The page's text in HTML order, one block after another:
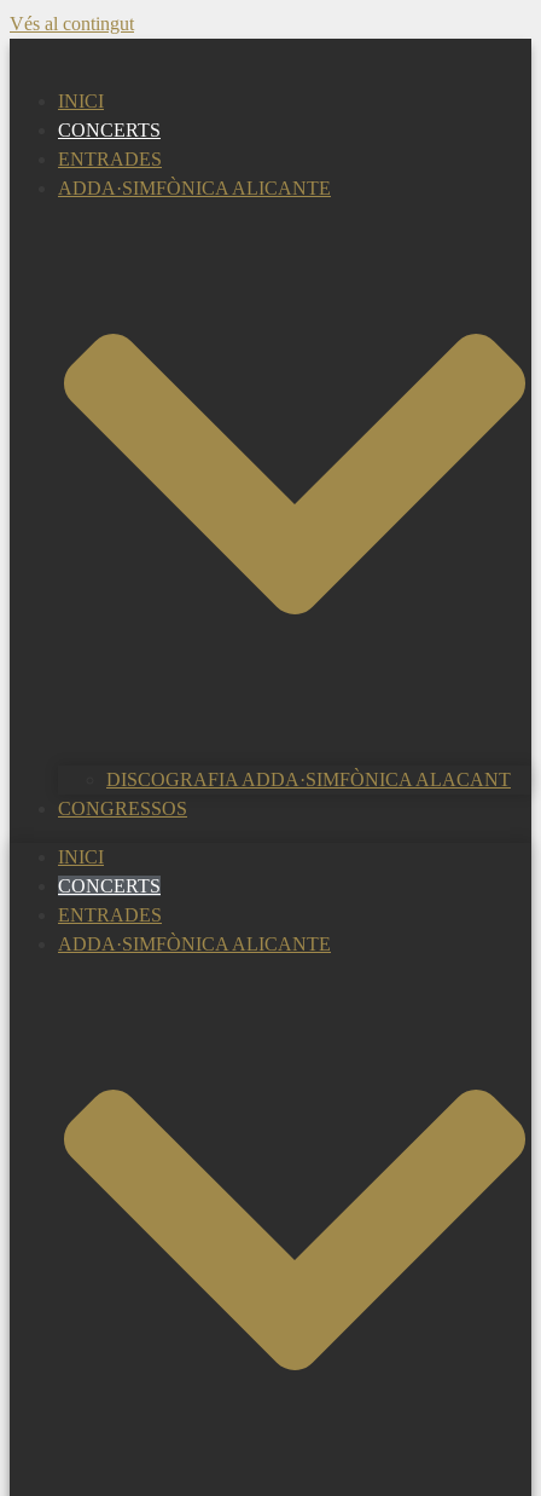
Vés al contingut
INICI
CONCERTS
ENTRADES
ADDA·SIMFÒNICA ALICANTE
DISCOGRAFIA ADDA·SIMFÒNICA ALACANT
CONGRESSOS
INICI
CONCERTS
ENTRADES
ADDA·SIMFÒNICA ALICANTE